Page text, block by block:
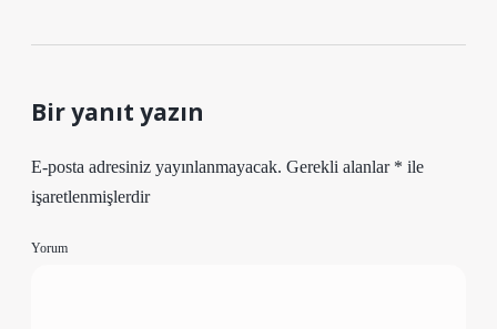
Bir yanıt yazın
E-posta adresiniz yayınlanmayacak. Gerekli alanlar * ile
işaretlenmişlerdir
Yorum